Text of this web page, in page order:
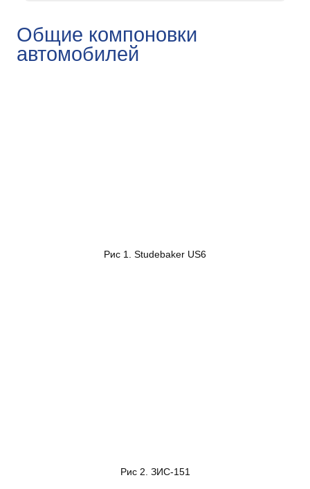
Общие компоновки
автомобилей
Рис 1. Studebaker US6
Рис 2. ЗИС-151